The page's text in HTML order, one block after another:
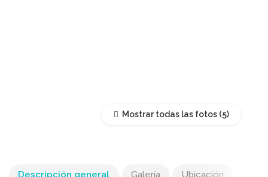
Mostrar todas las fotos
Descripción general Galería Ubicación